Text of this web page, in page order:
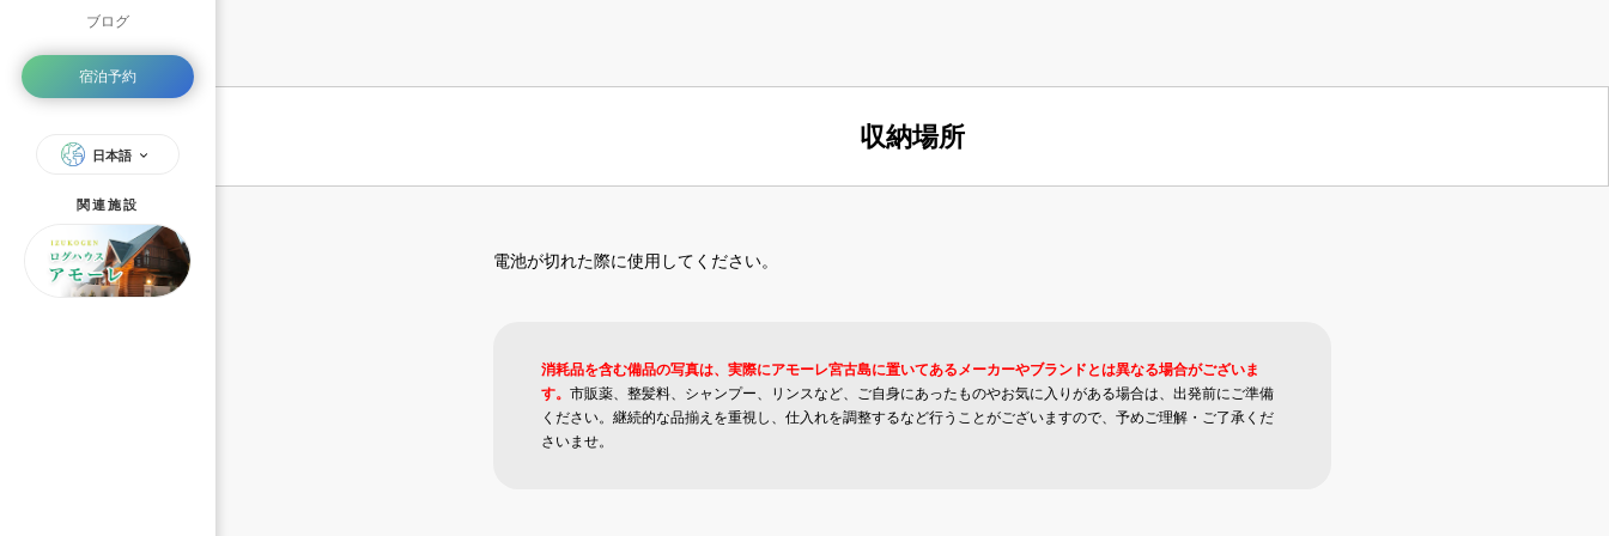
ブログ
宿泊予約
日本語
関連施設
収納場所
電池が切れた際に使用してください。
消耗品を含む備品の写真は、実際にアモーレ宮古島に置いてあるメーカーやブランドとは異なる場合がございま
す。 市販薬、整髪料、シャンプー、リンスなど、ご自身にあったものやお気に入りがある場合は、出発前にご準備
ください。継続的な品揃えを重視し、仕入れを調整するなど行うことがございますので、予めご理解・ご了承くだ
さいませ。